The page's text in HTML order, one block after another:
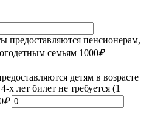
предоставляются пенсионерам,
семьям 1000₽
детям в возрасте
х лет билет не требуется (1
₽